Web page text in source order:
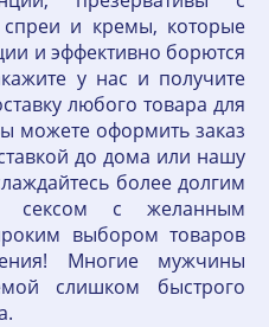
и кремы, которые
и эффективно борются
у нас и получите
любого товара для
можете оформить заказ
до дома или нашу
более долгим
сексом с желанным
выбором товаров
Многие мужчины
слишком быстрого